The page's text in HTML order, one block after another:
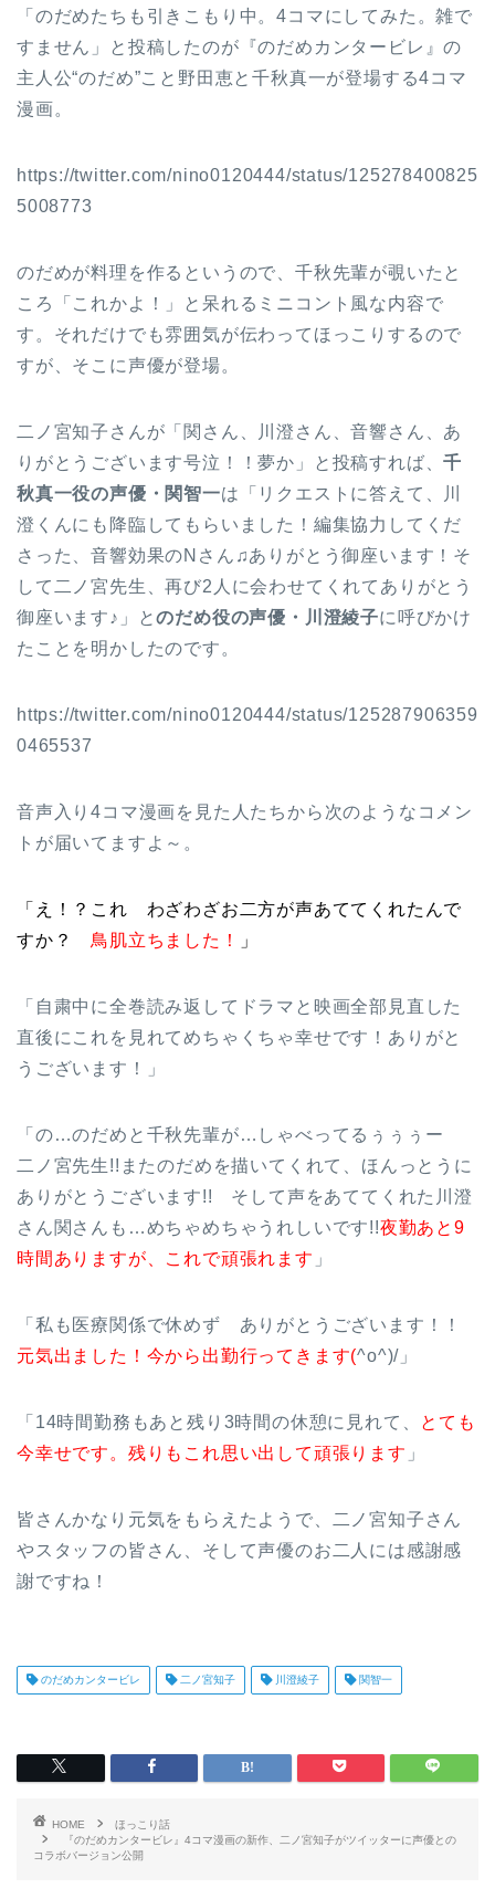
「のだめたちも引きこもり中。4コマにしてみた。雑で
すません」と投稿したのが『のだめカンタービレ』の
主人公“のだめ”こと野田恵と千秋真一が登場する4コマ
漫画。
https://twitter.com/nino0120444/status/125278400825
5008773
のだめが料理を作るというので、千秋先輩が覗いたと
ころ「これかよ！」と呆れるミニコント風な内容で
す。それだけでも雰囲気が伝わってほっこりするので
すが、そこに声優が登場。
二ノ宮知子さんが「関さん、川澄さん、音響さん、あ
りがとうございます号泣！！夢か」と投稿すれば、千
秋真一役の声優・関智一は「リクエストに答えて、川
澄くんにも降臨してもらいました！編集協力してくだ
さった、音響効果のNさん♫ありがとう御座います！そ
して二ノ宮先生、再び2人に会わせてくれてありがとう
御座います♪」とのだめ役の声優・川澄綾子に呼びかけ
たことを明かしたのです。
https://twitter.com/nino0120444/status/125287906359
0465537
音声入り4コマ漫画を見た人たちから次のようなコメン
トが届いてますよ～。
「え！？これ わざわざお二方が声あててくれたんで
すか？ 鳥肌立ちました！ 」
「自粛中に全巻読み返してドラマと映画全部見直した
直後にこれを見れてめちゃくちゃ幸せです！ありがと
うございます！」
「の…のだめと千秋先輩が…しゃべってるぅぅぅー
二ノ宮先生!!またのだめを描いてくれて、ほんっとうに
ありがとうございます!! そして声をあててくれた川澄
さん関さんも…めちゃめちゃうれしいです!!夜勤あと9
時間ありますが、これで頑張れます 」
「私も医療関係で休めず ありがとうございます！！
元気出ました！今から出勤行ってきます(^o^)/」
「14時間勤務もあと残り3時間の休憩に見れて、 とても
今幸せです。残りもこれ思い出して頑張ります 」
皆さんかなり元気をもらえたようで、二ノ宮知子さん
やスタッフの皆さん、そして声優のお二人には感謝感
謝ですね！
のだめカンタービレ 二ノ宮知子 川澄綾子 関智一
HOME
ほっこり話
『のだめカンタービレ』4コマ漫画の新作、二ノ宮知子がツイッターに声優との
コラボバージョン公開